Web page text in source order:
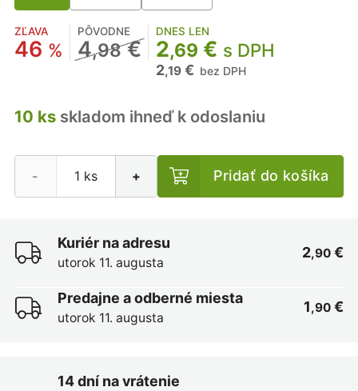
ZĽAVA
46 %
PÔVODNE
4,98€
DNES LEN
2,69 € s DPH
2,19€ bez DPH
10 ksskladom ihneď k odoslaniu
- + Pridať do košíka
Kuriér na adresu
utorok 11. augusta
2,90 €
Predajne a odberné miesta
utorok 11. augusta
1,90 €
14 dní na vrátenie